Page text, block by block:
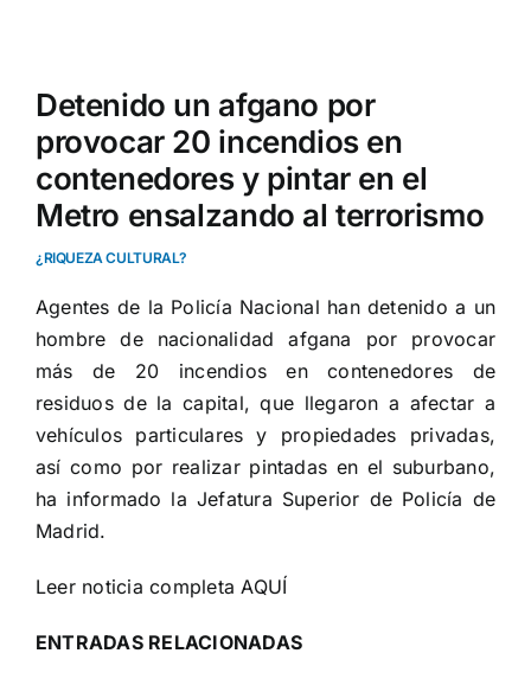
imagen
más
grande
Detenido un afgano por
provocar 20 incendios en
contenedores y pintar en el
Metro ensalzando al terrorismo
¿RIQUEZA CULTURAL?
Agentes de la Policía Nacional han detenido a un
hombre de nacionalidad afgana por provocar
más de 20 incendios en contenedores de
residuos de la capital, que llegaron a afectar a
vehículos particulares y propiedades privadas,
así como por realizar pintadas en el suburbano,
ha informado la Jefatura Superior de Policía de
Madrid.
Leer noticia completa AQUÍ
ENTRADAS RELACIONADAS